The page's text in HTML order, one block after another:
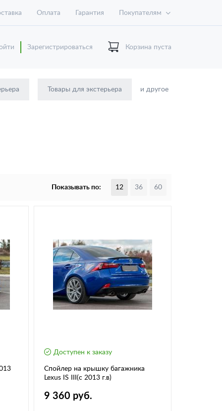
Оплата Гарантия Покупателям
Зарегистрироваться Корзина пуста
Товары для экстерьера и другое
Показывать по: 12 36 60
Доступен к заказу
Спойлер на крышку багажника
Lexus IS III(с 2013 г.в)
9 360 руб.